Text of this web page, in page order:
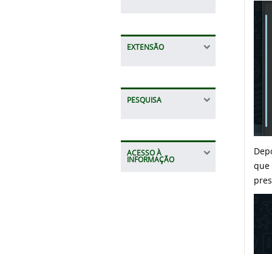
EXTENSÃO
PESQUISA
ACESSO À
INFORMAÇÃO
que